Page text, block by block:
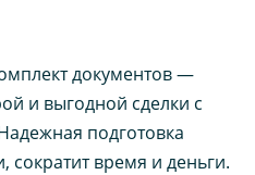
документов —
и выгодной сделки с
подготовка
сократит время и деньги.